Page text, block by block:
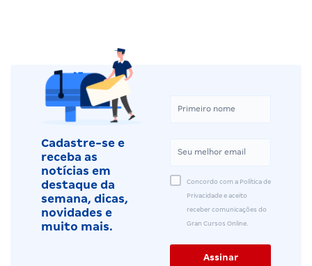
Cadastre-se e
receba as
notícias em
destaque da
semana, dicas,
novidades e
muito mais.
Concordo com a Política de
Privacidade e aceito
receber comunicações do
Gran Cursos Online.